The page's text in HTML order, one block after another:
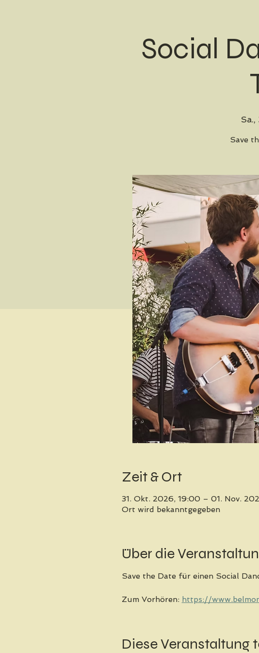
Social
Sa.,
Save
Zeit & Ort
31. Okt. 2026, 19:00 – 01. Nov.
Ort wird bekanntgegeben
Über die
Save the Date für einen Social
Zum Vorhören: https://
Diese Veranstaltung